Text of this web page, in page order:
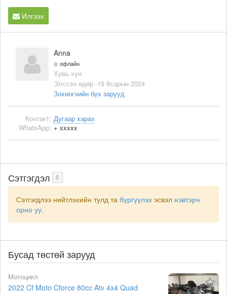
Илгээх
Anna
офлайн
Хувь хүн
Элссэн өдөр -19 8сарын 2024
Зохиогчийн бүх зарууд
Контакт: Дугаар харах
WhatsApp: + xxxxx
Сэтгэгдэл 0
Сэтгэгдлээ нийтлэхийн тулд та бүргүүлэх эсвэл нэвтэрч
орно уу.
Бусад төстөй зарууд
Мотоцикл
2022 Cf Moto Cforce 80cc Atv 4x4 Quad